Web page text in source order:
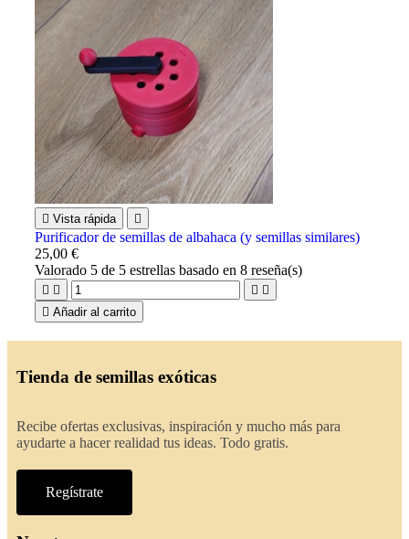
 Vista rápida 
Purificador de semillas de albahaca (y semillas similares)
25,00 €
Valorado 5 de 5 estrellas basado en8 reseña(s)
   
 Añadir al carrito
Tienda de semillas exóticas
Recibe ofertas exclusivas, inspiración y mucho más para
ayudarte a hacer realidad tus ideas. Todo gratis.
Regístrate